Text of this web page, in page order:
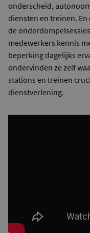
onderscheid,
diensten en treinen.
de
medewerkers kennis
beperking dagelijks
ondervinden ze zelf
stations en treinen
dienstverlening.